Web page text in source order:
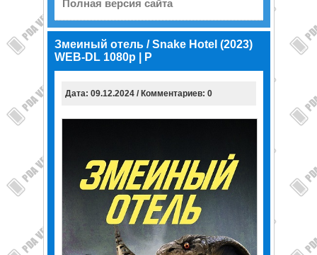
Полная версия сайта
Змеиный отель / Snake Hotel (2023)
WEB-DL 1080p | P
Дата: 09.12.2024 / Комментариев: 0